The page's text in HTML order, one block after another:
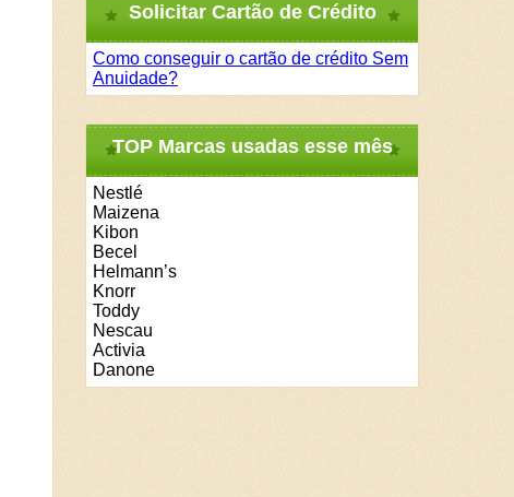
Solicitar Cartão de Crédito
Como conseguir o cartão de crédito Sem
Anuidade?
TOP Marcas usadas esse mês
Nestlé
Maizena
Kibon
Becel
Helmann’s
Knorr
Toddy
Nescau
Activia
Danone